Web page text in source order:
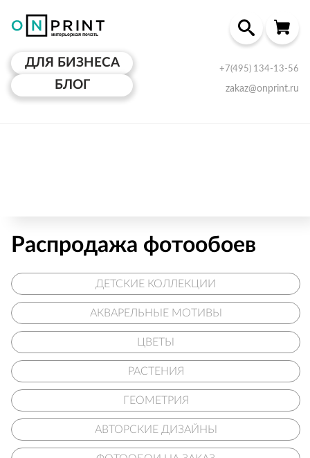
ДЛЯ БИЗНЕСА
БЛОГ
+7(495) 134-13-56
zakaz@onprint.ru
Распродажа фотообоев
ДЕТСКИЕ КОЛЛЕКЦИИ
АКВАРЕЛЬНЫЕ МОТИВЫ
ЦВЕТЫ
РАСТЕНИЯ
ГЕОМЕТРИЯ
АВТОРСКИЕ ДИЗАЙНЫ